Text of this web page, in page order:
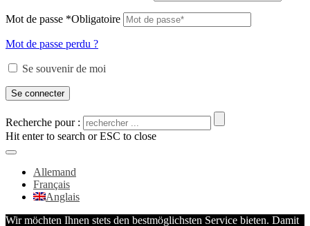
Mot de passe *Obligatoire
Mot de passe perdu ?
Se souvenir de moi
Se connecter
Recherche pour :
Hit enter to search or ESC to close
Allemand
Français
Anglais
Wir möchten Ihnen stets den bestmöglichsten Service bieten. Damit